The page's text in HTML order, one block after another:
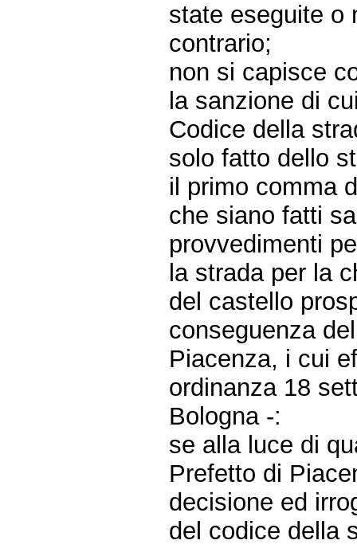
state eseguite o
contrario;
non si capisce
la sanzione di
Codice della
solo fatto dello
il primo comma
che siano fatti
provvedimenti
la strada per la
del castello
conseguenza
Piacenza, i cui
ordinanza 18
Bologna -:
se alla luce di
Prefetto di
decisione ed
del codice della